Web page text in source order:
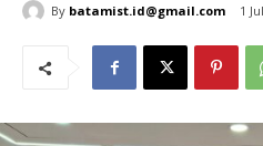
By batamist.id@gmail.com 1